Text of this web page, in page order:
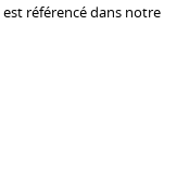
est référencé dans notre